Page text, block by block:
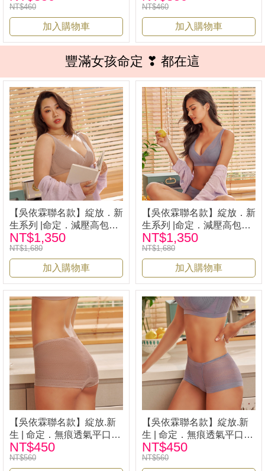
娜內衣33528
NT$460
加入購物車
娜內衣33528
NT$460
加入購物車
豐滿女孩命定 ❣ 都在這
【吳依霖聯名款】綻放．新
生系列 |命定．減壓高包覆
無鋼圈內衣-藕粉 | iLina 璦
琳娜內衣 28006
NT$1,350
NT$1,680
加入購物車
【吳依霖聯名款】綻放．新
生系列 |命定．減壓高包覆
無鋼圈內衣 -蘭紫 | iLina 璦
琳娜內衣 28006
NT$1,350
NT$1,680
加入購物車
【吳依霖聯名款】綻放.新
生 | 命定．無痕透氣平口
褲-藕粉 M-2L | iLina 璦琳娜
內衣 28006
NT$450
NT$560
【吳依霖聯名款】綻放.新
生 | 命定．無痕透氣平口
褲-蘭紫 M-2L | iLina 璦琳娜
內衣 28006
NT$450
NT$560